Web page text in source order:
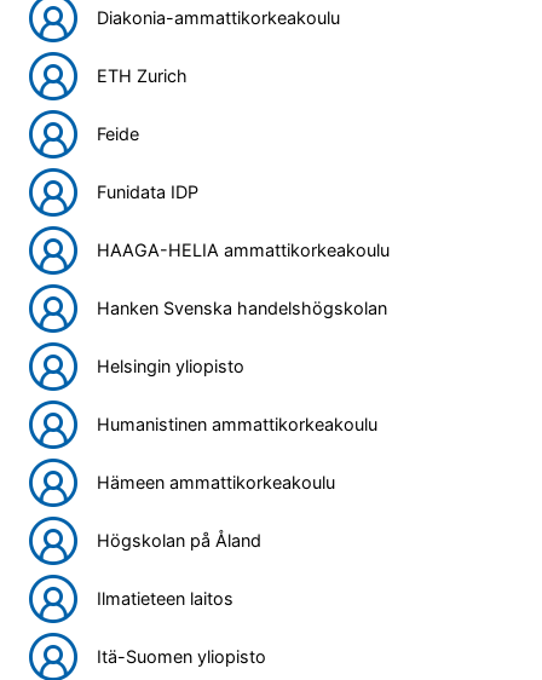
Diakonia-ammattikorkeakoulu
ETH Zurich
Feide
Funidata IDP
HAAGA-HELIA ammattikorkeakoulu
Hanken Svenska handelshögskolan
Helsingin yliopisto
Humanistinen ammattikorkeakoulu
Hämeen ammattikorkeakoulu
Högskolan på Åland
Ilmatieteen laitos
Itä-Suomen yliopisto